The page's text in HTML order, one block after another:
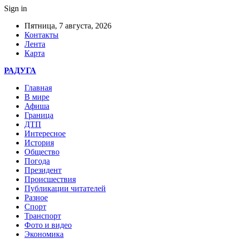
Sign in
Пятница, 7 августа, 2026
Контакты
Лента
Карта
РАДУГА
Главная
В мире
Афиша
Граница
ДТП
Интересное
История
Общество
Погода
Президент
Происшествия
Публикации читателей
Разное
Спорт
Транспорт
Фото и видео
Экономика